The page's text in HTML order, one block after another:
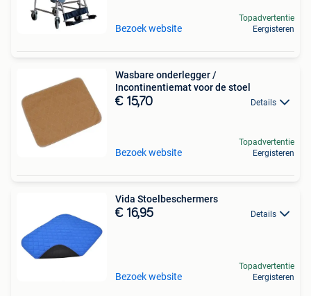
Bezoek website
Topadvertentie
Eergisteren
Wasbare onderlegger /
Incontinentiemat voor de stoel
€ 15,70 Details
Bezoek website
Topadvertentie
Eergisteren
Vida Stoelbeschermers
€ 16,95 Details
Bezoek website
Topadvertentie
Eergisteren